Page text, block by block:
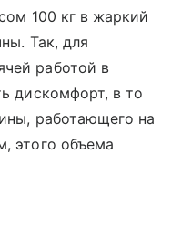
100 кг в жаркий
Так, для
работой в
дискомфорт, в то
работающего на
этого объема